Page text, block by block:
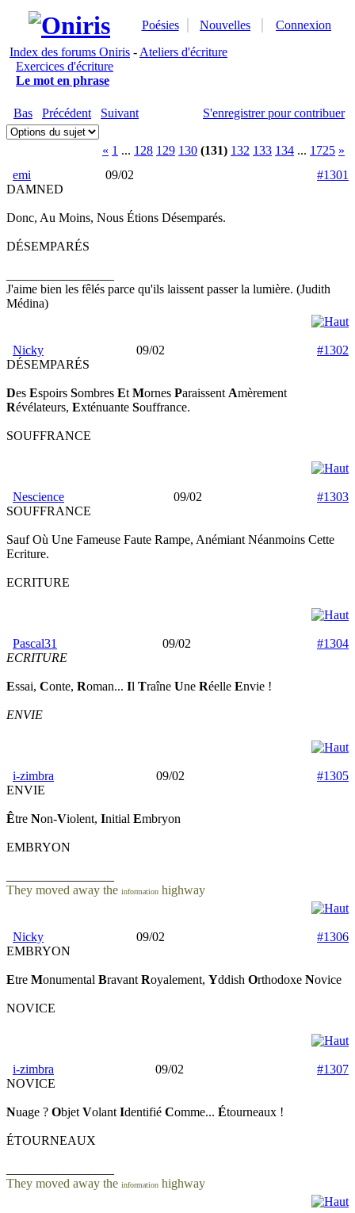
Poésies Nouvelles
Connexion
Index des forums Oniris - Ateliers d'écriture
Exercices d'écriture
Le mot en phrase
Bas Précédent Suivant S'enregistrer pour contribuer
« 1 ... 128 129 130 (131) 132 133 134 ... 1725 »
emi
09/02
#1301
DAMNED
Donc, Au Moins, Nous Étions Désemparés.
DÉSEMPARÉS
J'aime bien les fêlés parce qu'ils laissent passer la lumière. (Judith
Médina)
Nicky 09/02
#1302
DÉSEMPARÉS
Des Espoirs Sombres Et Mornes Paraissent Amèrement
Révélateurs, Exténuante Souffrance.
SOUFFRANCE
Nescience 09/02
#1303
SOUFFRANCE
Sauf Où Une Fameuse Faute Rampe, Anémiant Néanmoins Cette
Ecriture.
ECRITURE
Pascal31 09/02
#1304
ECRITURE
Essai, Conte, Roman... Il Traîne Une Réelle Envie !
ENVIE
i-zimbra 09/02
#1305
ENVIE
Être Non-Violent, Initial Embryon
EMBRYON
They moved away the information highway
Nicky 09/02
#1306
EMBRYON
Etre Monumental Bravant Royalement, Yddish Orthodoxe Novice
NOVICE
i-zimbra 09/02
#1307
NOVICE
Nuage ? Objet Volant Identifié Comme... Étourneaux !
ÉTOURNEAUX
They moved away the information highway